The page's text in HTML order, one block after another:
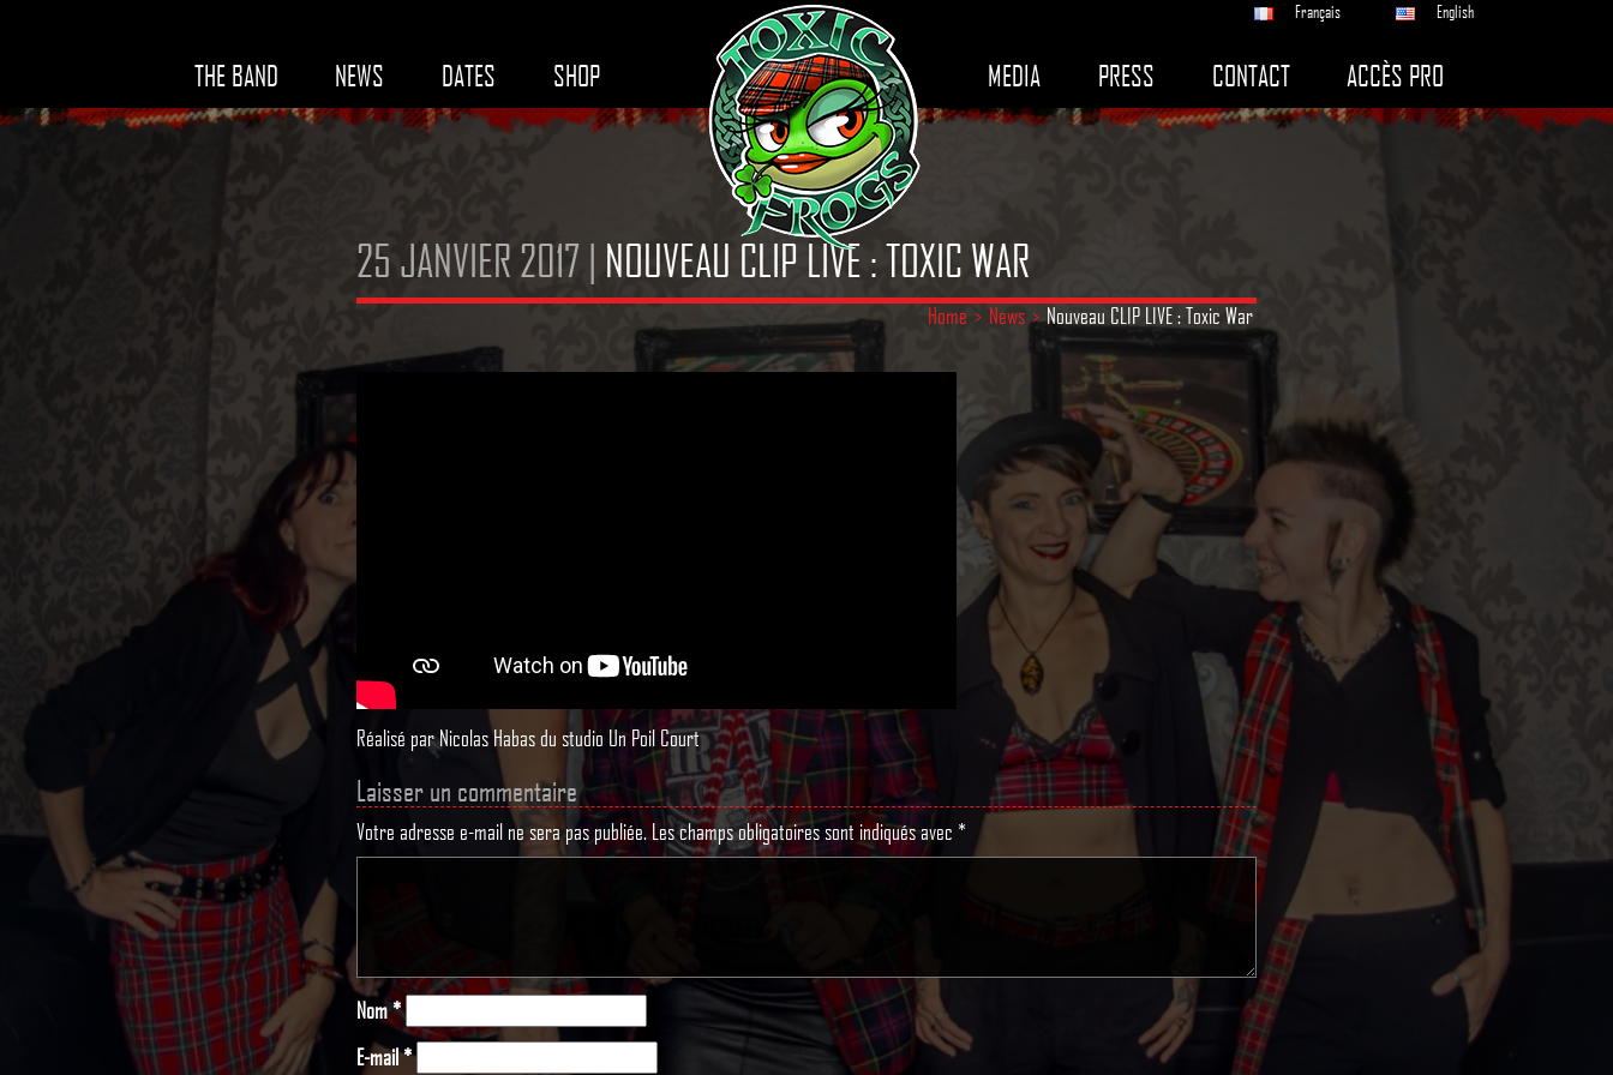
Français English
THE BAND NEWS DATES SHOP MEDIA PRESS CONTACT ACCÈS PRO
25 JANVIER 2017 | NOUVEAU CLIP LIVE : TOXIC WAR
Home > News > Nouveau CLIP LIVE : Toxic War
Réalisé par Nicolas Habas du studio Un Poil Court
Laisser un commentaire
Votre adresse e-mail ne sera pas publiée. Les champs obligatoires sont indiqués avec *
Nom*
E-mail*